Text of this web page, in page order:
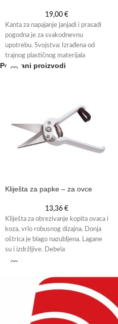
19,00 €
Kanta za napajanje janjadi i prasadi
pogodna je za svakodnevnu
upotrebu. Svojstva: Izrađena od
trajnog plastičnog materijala
pogodnog za hranu
Povezani proizvodi
Kliješta za papke – za ovce
13,36 €
Kliješta za obrezivanje kopita ovaca i
koza, vrlo robusnog dizajna. Donja
oštrica je blago nazubljena. Lagane
su i izdržljive. Debela